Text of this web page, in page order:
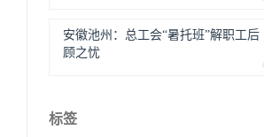
安徽池州：总工会“暑托班”解职工后
顾之忧
标签